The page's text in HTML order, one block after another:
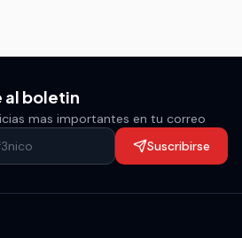
al boletin
mas importantes en tu correo
Suscribirse